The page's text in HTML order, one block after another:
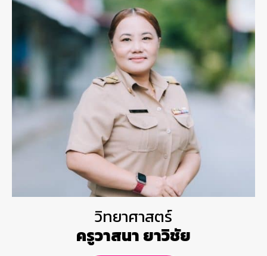
วิทยาศาสตร์
ครูวาสนา ยาวิชัย